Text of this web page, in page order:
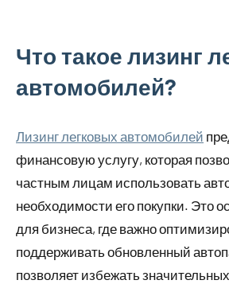
Что такое лизинг
автомобилей?
Лизинг легковых автомобилей
финансовую услугу, которая
частным лицам использовать
необходимости его покупки. Это
для бизнеса, где важно
поддерживать обновленный
позволяет избежать